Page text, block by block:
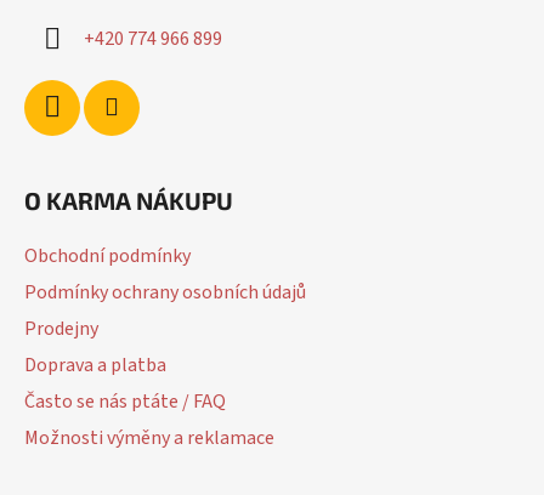
+420 774 966 899
O KARMA NÁKUPU
Obchodní podmínky
Podmínky ochrany osobních údajů
Prodejny
Doprava a platba
Často se nás ptáte / FAQ
Možnosti výměny a reklamace